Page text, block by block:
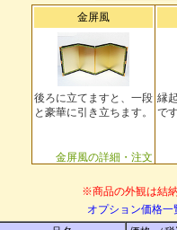
金屏風
後ろに立てますと、一段
と豪華に引き立ちます。
金屏風の詳細・注文
縁
で
※商品の外観は結
オプション価格一